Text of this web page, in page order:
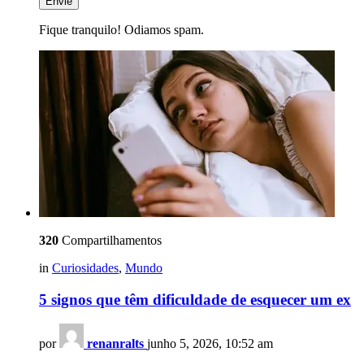
Fique tranquilo! Odiamos spam.
320 Compartilhamentos
in Curiosidades, Mundo
5 signos que têm dificuldade de esquecer um ex
por renanralts junho 5, 2026, 10:52 am